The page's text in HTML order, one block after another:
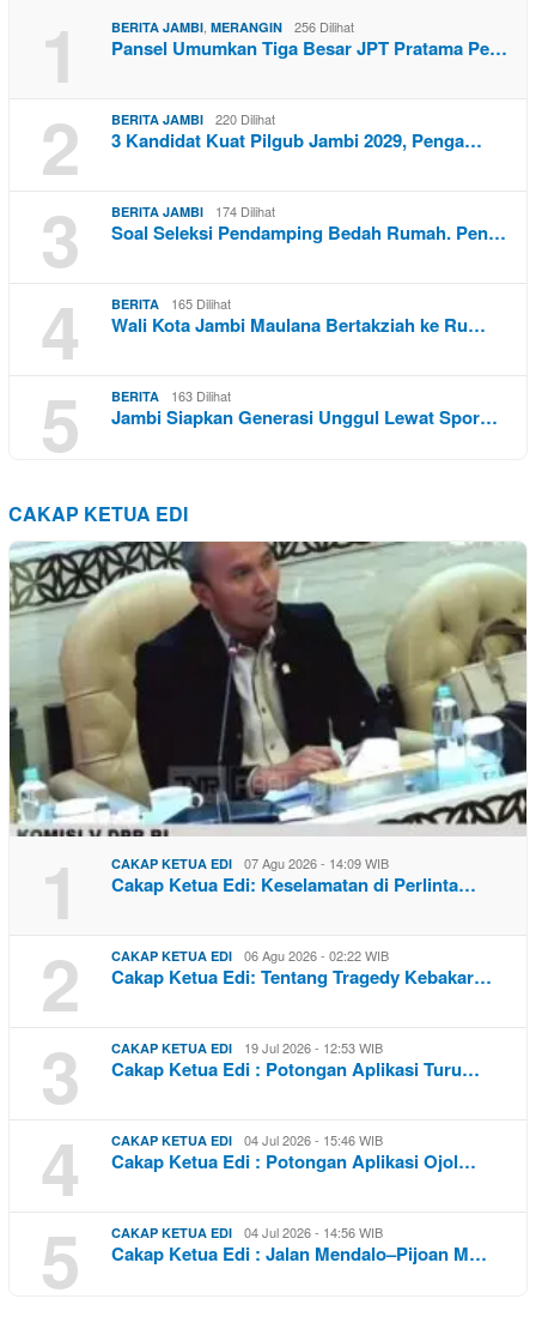
1 BERITA JAMBI, MERANGIN 256 Dilihat
Pansel Umumkan Tiga Besar JPT Pratama Pe…
2 BERITA JAMBI 220 Dilihat
3 Kandidat Kuat Pilgub Jambi 2029, Penga…
3 BERITA JAMBI 174 Dilihat
Soal Seleksi Pendamping Bedah Rumah. Pen…
4 BERITA 165 Dilihat
Wali Kota Jambi Maulana Bertakziah ke Ru…
5 BERITA 163 Dilihat
Jambi Siapkan Generasi Unggul Lewat Spor…
CAKAP KETUA EDI
1 CAKAP KETUA EDI 07 Agu 2026 - 14:09 WIB
Cakap Ketua Edi: Keselamatan di Perlinta…
2 CAKAP KETUA EDI 06 Agu 2026 - 02:22 WIB
Cakap Ketua Edi: Tentang Tragedy Kebakar…
3 CAKAP KETUA EDI 19 Jul 2026 - 12:53 WIB
Cakap Ketua Edi : Potongan Aplikasi Turu…
4 CAKAP KETUA EDI 04 Jul 2026 - 15:46 WIB
Cakap Ketua Edi : Potongan Aplikasi Ojol…
5 CAKAP KETUA EDI 04 Jul 2026 - 14:56 WIB
Cakap Ketua Edi : Jalan Mendalo–Pijoan M…